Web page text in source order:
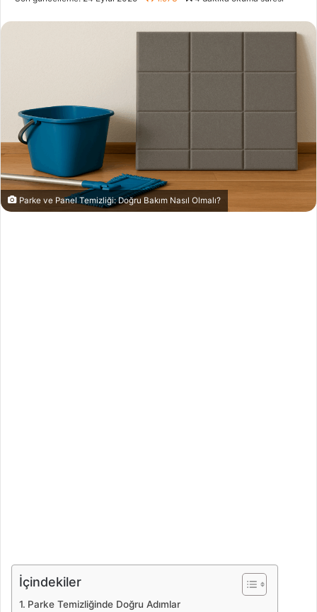
Parke ve Panel Temizliği: Doğru Bakım Nasıl Olmalı?
İçindekiler
Parke Temizliğinde Doğru Adımlar